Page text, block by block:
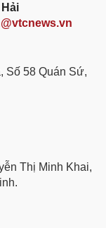
Số 58 Quán Sứ,
Thị Minh Khai,